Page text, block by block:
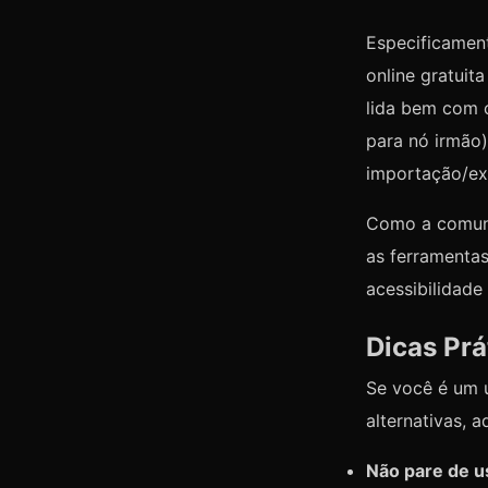
online
lida bem com
para nó
importação/
Como a
as
Dicas
Se você é um
alternativas,
Não pare de